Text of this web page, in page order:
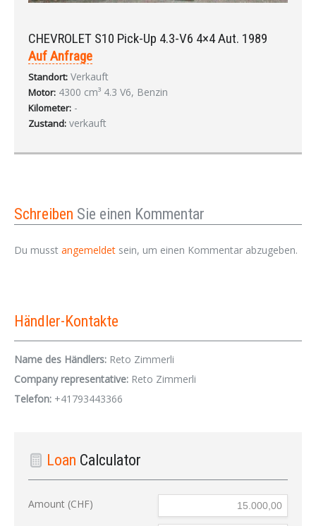
CHEVROLET S10 Pick-Up 4.3-V6 4×4 Aut. 1989
Auf Anfrage
Standort: Verkauft
Motor: 4300 cm³ 4.3 V6, Benzin
Kilometer: -
Zustand: verkauft
Schreiben Sie einen Kommentar
Du musst angemeldet sein, um einen Kommentar abzugeben.
Händler-Kontakte
Name des Händlers: Reto Zimmerli
Company representative: Reto Zimmerli
Telefon: +41793443366
Loan Calculator
Amount (CHF)